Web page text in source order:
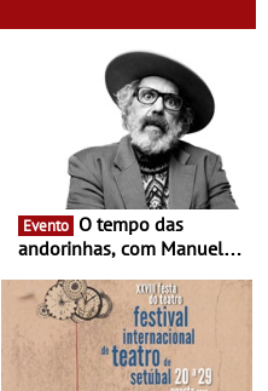
Evento
andorinhas, com Manuel
Atum - Concerto
performance na MAAT
Gallery a 3 de Setembro,